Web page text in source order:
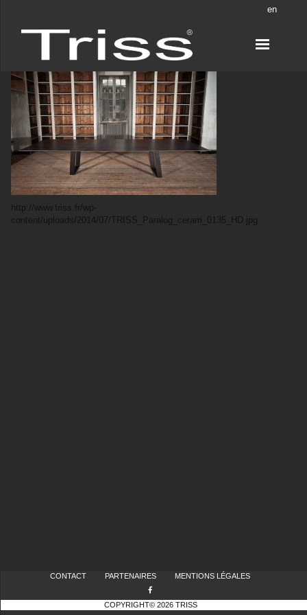
en
http://www.triss.fr/wp-
content/uploads/2014/07/TRISS_Paralog_ceram_0135_HD.jpg
CONTACT PARTENAIRES MENTIONS LÉGALES
COPYRIGHT© 2026 TRISS